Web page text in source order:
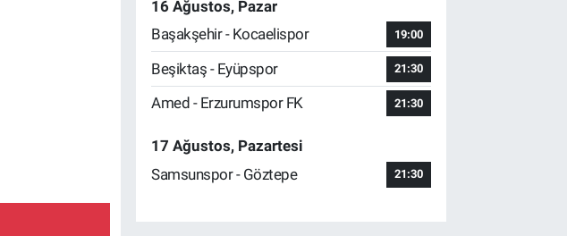
16 Ağustos, Pazar
Başakşehir - Kocaelispor
19:00
Beşiktaş - Eyüpspor 21:30
Amed - Erzurumspor FK 21:30
17 Ağustos, Pazartesi
Samsunspor - Göztepe
21:30